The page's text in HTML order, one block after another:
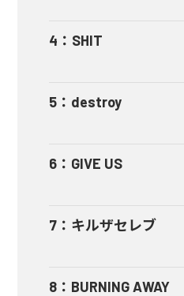
4 ： SHIT
5 ： destroy
6 ： GIVE US
7 ： キルザセレブ
8 ： BURNING AWAY